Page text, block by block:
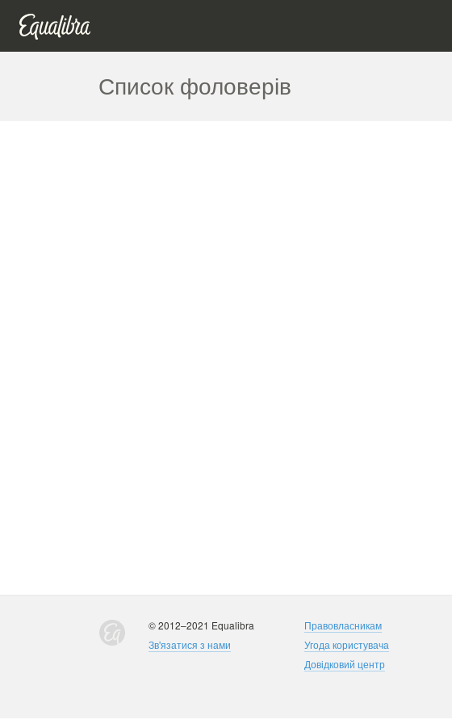
Список фоловерів
© 2012–2021 Equalibra
Зв'язатися з нами
Правовласникам
Угода користувача
Довідковий центр